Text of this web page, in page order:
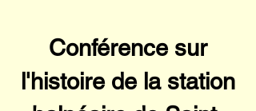
Conférence sur
l'histoire de la station